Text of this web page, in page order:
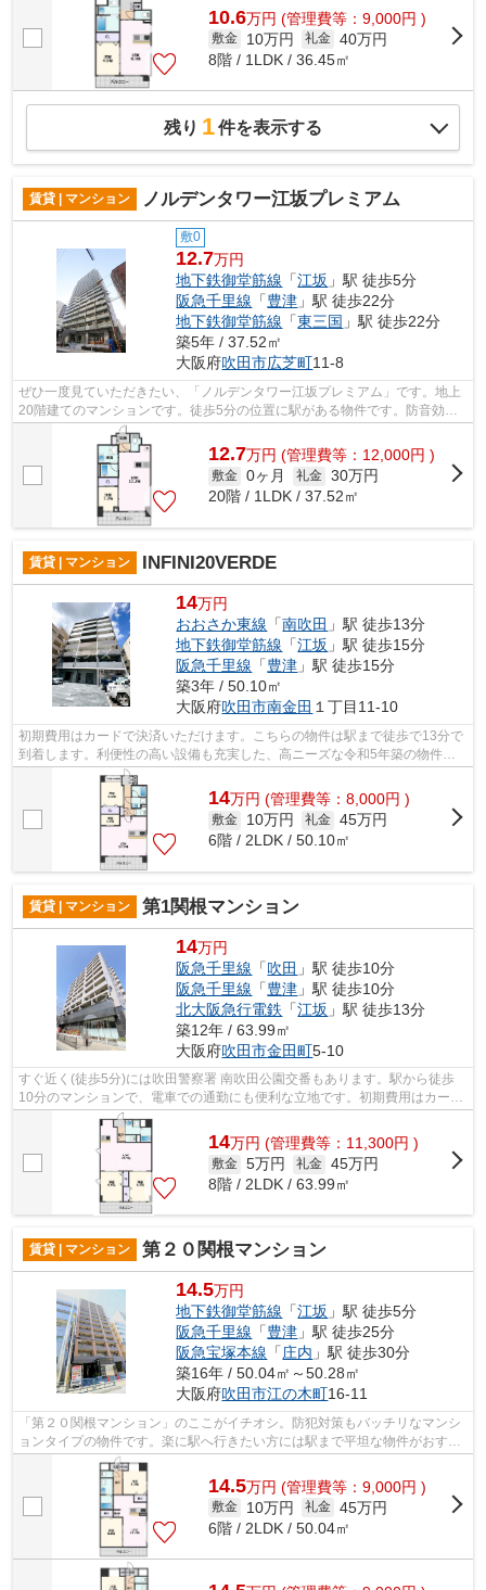
10.6万円 (管理費等：9,000円 )
敷金 10万円 礼金 40万円
8階 / 1LDK / 36.45㎡
残り 1件を表示する
賃貸 | マンション ノルデンタワー江坂プレミアム
敷0
12.7万円
地下鉄御堂筋線 「江坂 」駅 徒歩5分
阪急千里線 「豊津 」駅 徒歩22分
地下鉄御堂筋線 「東三国 」駅 徒歩22分
築5年 / 37.52㎡
大阪府吹田市広芝町11-8
ぜひ一度見ていただきたい、「ノルデンタワー江坂プレミアム」です。地上
20階建てのマンションです。徒歩5分の位置に駅がある物件です。防音効果
や耐火性の高い鉄筋コンクリートのマン...
12.7万円 (管理費等：12,000円 )
敷金 0ヶ月 礼金 30万円
20階 / 1LDK / 37.52㎡
賃貸 | マンション INFINI20VERDE
14万円
おおさか東線 「南吹田 」駅 徒歩13分
地下鉄御堂筋線 「江坂 」駅 徒歩15分
阪急千里線 「豊津 」駅 徒歩15分
築3年 / 50.10㎡
大阪府吹田市南金田 １丁目11-10
初期費用はカードで決済いただけます。こちらの物件は駅まで徒歩で13分で
到着します。利便性の高い設備も充実した、高ニーズな令和5年築の物件で
す。共用部にはエレベータ・敷地内ごみ...
14万円 (管理費等：8,000円 )
敷金 10万円 礼金 45万円
6階 / 2LDK / 50.10㎡
賃貸 | マンション 第1関根マンション
14万円
阪急千里線 「吹田 」駅 徒歩10分
阪急千里線 「豊津 」駅 徒歩10分
北大阪急行電鉄 「江坂 」駅 徒歩13分
築12年 / 63.99㎡
大阪府吹田市金田町5-10
すぐ近く(徒歩5分)には吹田警察署 南吹田公園交番もあります。駅から徒歩
10分のマンションで、電車での通勤にも便利な立地です。初期費用はカード
で決済いただけます。共用部には敷地...
14万円 (管理費等：11,300円 )
敷金 5万円 礼金 45万円
8階 / 2LDK / 63.99㎡
賃貸 | マンション 第２０関根マンション
14.5万円
地下鉄御堂筋線 「江坂 」駅 徒歩5分
阪急千里線 「豊津 」駅 徒歩25分
阪急宝塚本線 「庄内 」駅 徒歩30分
築16年 / 50.04㎡～50.28㎡
大阪府吹田市江の木町16-11
「第２０関根マンション」のここがイチオシ。防犯対策もバッチリなマンシ
ョンタイプの物件です。楽に駅へ行きたい方には駅まで平坦な物件がおすす
めです。共用部にはエレベータ・敷地...
14.5万円 (管理費等：9,000円 )
敷金 10万円 礼金 45万円
6階 / 2LDK / 50.04㎡